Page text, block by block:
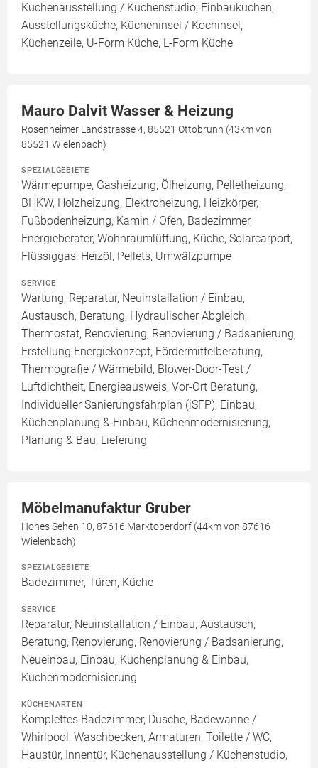
Küchenausstellung / Küchenstudio, Einbauküchen,
Ausstellungsküche, Kücheninsel / Kochinsel,
Küchenzeile, U-Form Küche, L-Form Küche
Mauro Dalvit Wasser & Heizung
Rosenheimer Landstrasse 4, 85521 Ottobrunn (43km von
85521 Wielenbach)
SPEZIALGEBIETE
Wärmepumpe, Gasheizung, Ölheizung, Pelletheizung,
BHKW, Holzheizung, Elektroheizung, Heizkörper,
Fußbodenheizung, Kamin / Ofen, Badezimmer,
Energieberater, Wohnraumlüftung, Küche, Solarcarport,
Flüssiggas, Heizöl, Pellets, Umwälzpumpe
SERVICE
Wartung, Reparatur, Neuinstallation / Einbau,
Austausch, Beratung, Hydraulischer Abgleich,
Thermostat, Renovierung, Renovierung / Badsanierung,
Erstellung Energiekonzept, Fördermittelberatung,
Thermografie / Wärmebild, Blower-Door-Test /
Luftdichtheit, Energieausweis, Vor-Ort Beratung,
Individueller Sanierungsfahrplan (iSFP), Einbau,
Küchenplanung & Einbau, Küchenmodernisierung,
Planung & Bau, Lieferung
Möbelmanufaktur Gruber
Hohes Sehen 10, 87616 Marktoberdorf (44km von 87616
Wielenbach)
SPEZIALGEBIETE
Badezimmer, Türen, Küche
SERVICE
Reparatur, Neuinstallation / Einbau, Austausch,
Beratung, Renovierung, Renovierung / Badsanierung,
Neueinbau, Einbau, Küchenplanung & Einbau,
Küchenmodernisierung
KÜCHENARTEN
Komplettes Badezimmer, Dusche, Badewanne /
Whirlpool, Waschbecken, Armaturen, Toilette / WC,
Haustür, Innentür, Küchenausstellung / Küchenstudio,